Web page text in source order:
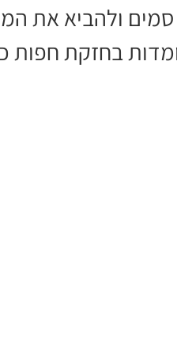
ולהביא את
בחזקת חפות